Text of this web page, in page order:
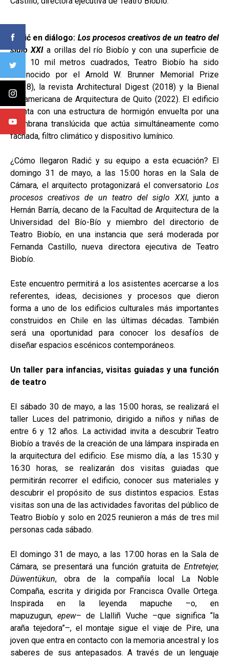
Radić en diálogo: Los procesos creativos de un teatro del
siglo XXI a orillas del río Biobío y con una superficie de
casi 10 mil metros cuadrados, Teatro Biobío ha sido
reconocido por el Arnold W. Brunner Memorial Prize
(2018), la revista Architectural Digest (2018) y la Bienal
Panamericana de Arquitectura de Quito (2022). El edificio
cuenta con una estructura de hormigón envuelta por una
membrana translúcida que actúa simultáneamente como
fachada, filtro climático y dispositivo lumínico.
¿Cómo llegaron Radić y su equipo a esta ecuación? El
domingo 31 de mayo, a las 15:00 horas en la Sala de
Cámara, el arquitecto protagonizará el conversatorio Los
procesos creativos de un teatro del siglo XXI, junto a
Hernán Barría, decano de la Facultad de Arquitectura de la
Universidad del Bío-Bío y miembro del directorio de
Teatro Biobío, en una instancia que será moderada por
Fernanda Castillo, nueva directora ejecutiva de Teatro
Biobío.
Este encuentro permitirá a los asistentes acercarse a los
referentes, ideas, decisiones y procesos que dieron
forma a uno de los edificios culturales más importantes
construidos en Chile en las últimas décadas. También
será una oportunidad para conocer los desafíos de
diseñar espacios escénicos contemporáneos.
Un taller para infancias, visitas guiadas y una función
de teatro
El sábado 30 de mayo, a las 15:00 horas, se realizará el
taller Luces del patrimonio, dirigido a niños y niñas de
entre 6 y 12 años. La actividad invita a descubrir Teatro
Biobío a través de la creación de una lámpara inspirada en
la arquitectura del edificio. Ese mismo día, a las 15:30 y
16:30 horas, se realizarán dos visitas guiadas que
permitirán recorrer el edificio, conocer sus materiales y
descubrir el propósito de sus distintos espacios. Estas
visitas son una de las actividades favoritas del público de
Teatro Biobío y solo en 2025 reunieron a más de tres mil
personas cada sábado.
El domingo 31 de mayo, a las 17:00 horas en la Sala de
Cámara, se presentará una función gratuita de Entretejer,
Düwentükun, obra de la compañía local La Noble
Compaña, escrita y dirigida por Francisca Ovalle Ortega.
Inspirada en la leyenda mapuche –o, en
mapuzugun,epew– de Llalliñ Vuche –que significa “la
araña tejedora”–, el montaje sigue el viaje de Pire, una
joven que entra en contacto con la memoria ancestral y los
saberes de sus antepasados. A través de un lenguaje